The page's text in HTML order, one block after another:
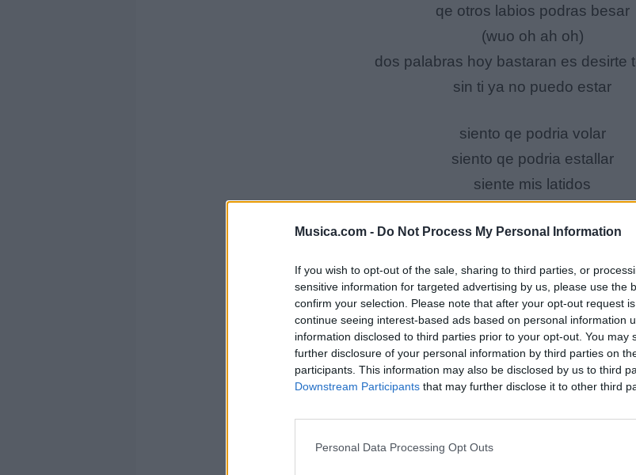
Musica.com - Do Not Process My Personal Information
If you wish to opt-out of the sale, sharing to third parties, or
sensitive information for targeted advertising by us, please use the
confirm your selection. Please note that after your opt-out request
continue seeing interest-based ads based on personal information
information disclosed to third parties prior to your opt-out. You may
further disclosure of your personal information by third parties on
participants. This information may also be disclosed by us to third
Downstream Participants that may further disclose it to other third
Personal Data Processing Opt Outs
qe otros labios podras besar
(wuo oh ah oh)
dos palabras hoy bastaran es desirte
sin ti ya no puedo estar
siento qe podria volar
siento qe podria estallar
siente mis latidos
sin miedo de intentar
(wuo oh ah oh)
hoy quiero poder gritar
(wuo oh ah oh)